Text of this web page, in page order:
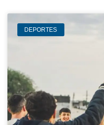
DEPORTES